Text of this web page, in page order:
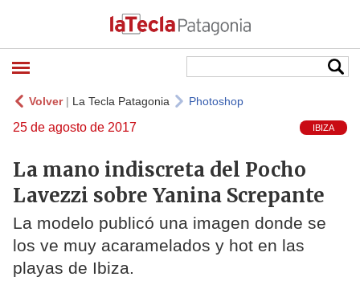
Volver| La Tecla Patagonia Photoshop
25 de agosto de 2017 IBIZA
La mano indiscreta del Pocho
Lavezzi sobre Yanina Screpante
La modelo publicó una imagen donde se
los ve muy acaramelados y hot en las
playas de Ibiza.